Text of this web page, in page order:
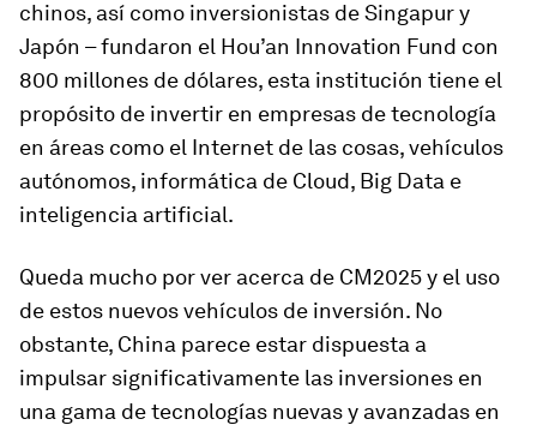
chinos, así como inversionistas de Singapur y
Japón – fundaron el Hou’an Innovation Fund con
800 millones de dólares, esta institución tiene el
propósito de invertir en empresas de tecnología
en áreas como el Internet de las cosas, vehículos
autónomos, informática de Cloud, Big Data e
inteligencia artificial.
Queda mucho por ver acerca de CM2025 y el uso
de estos nuevos vehículos de inversión. No
obstante, China parece estar dispuesta a
impulsar significativamente las inversiones en
una gama de tecnologías nuevas y avanzadas en